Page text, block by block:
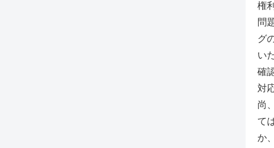
権
問
グ
い
確
対
尚
て
か